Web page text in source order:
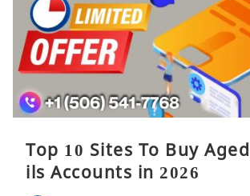
Top 10 Sites To Buy
ils Accounts in 2026